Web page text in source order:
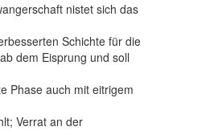
nistet sich das
Schichte für die
dem Eisprung und soll
Phase auch mit eitrigem
Verrat an der